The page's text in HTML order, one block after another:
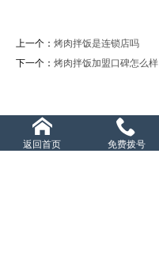
上一个： 烤肉拌饭是连锁店吗
下一个： 烤肉拌饭加盟口碑怎么样
返回首页 免费拨号